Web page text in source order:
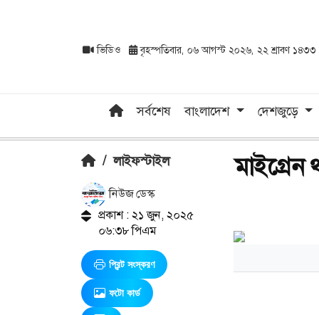
ভিডিও বৃহস্পতিবার, ০৬ আগস্ট ২০২৬, ২২ শ্রাবণ ১৪৩৩
সর্বশেষ বাংলাদেশ দেশজুড়ে
/ লাইফস্টাইল
নিউজ ডেস্ক
প্রকাশ : ২১ জুন, ২০২৫
০৬:৩৮ পিএম
প্রিন্ট সংস্করণ
ফটো কার্ড